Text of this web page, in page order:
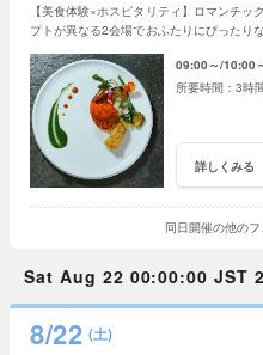
【美食体験×ホスピタリティ】ロマンチ
プトが異なる2会場でおふたりにぴったり
09:00～ 10:00
3時
詳しくみる
同日開催の他の
Sat Aug 22 00:00:00 JST
8/22 (土)